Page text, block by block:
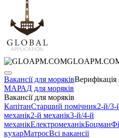
Вакансії для моряків
МАРАД для моряків
Вакансії для моряків
КапітанСтарший помічник2-й/3-
механік2-й механік3-й/4-й
механікЕлектромеханікБоцман
кухарМатросВсі вакансії